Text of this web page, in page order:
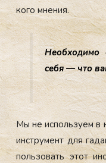
кого мне­ния.
Не­об­хо­димо
се­бя — что
Мы не ис­поль­зу­ем в
инс­тру­мент для
поль­зо­вать этот